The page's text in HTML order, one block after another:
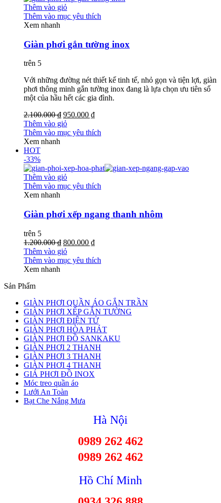
Thêm vào giỏ
Thêm vào mục yêu thích
Xem nhanh
Giàn phơi gắn tường inox
trên 5
Với những đường nét thiết kế tinh tế, nhỏ gọn và tiện lợi, giàn
phơi thông minh gắn tường inox đang là lựa chọn ưu tiên số
một của hầu hết các gia đình.
2.100.000 ₫ 950.000 ₫
Thêm vào giỏ
Thêm vào mục yêu thích
Xem nhanh
HOT
-33%
Thêm vào giỏ
Thêm vào mục yêu thích
Xem nhanh
Giàn phơi xếp ngang thanh nhôm
trên 5
1.200.000 ₫ 800.000 ₫
Thêm vào giỏ
Thêm vào mục yêu thích
Xem nhanh
Sản Phẩm
GIÀN PHƠI QUẦN ÁO GẮN TRẦN
GIÀN PHƠI XẾP GẮN TƯỜNG
GIÀN PHƠI ĐIỆN TỬ
GIÀN PHƠI HÒA PHÁT
GIÀN PHƠI ĐỒ SANKAKU
GIÀN PHƠI 2 THANH
GIÀN PHƠI 3 THANH
GIÀN PHƠI 4 THANH
GIÁ PHƠI ĐỒ INOX
Móc treo quần áo
Lưới An Toàn
Bạt Che Nắng Mưa
Hà Nội
0989 262 462
0989 262 462
Hồ Chí Minh